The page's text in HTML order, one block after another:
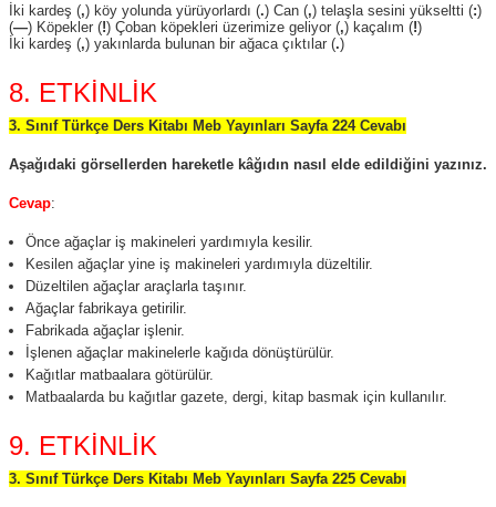
İki kardeş (,) köy yolunda yürüyorlardı (.) Can (,) telaşla sesini yükseltti (:)
(—) Köpekler (!) Çoban köpekleri üzerimize geliyor (,) kaçalım (!)
İki kardeş (,) yakınlarda bulunan bir ağaca çıktılar (.)
8. ETKİNLİK
3. Sınıf Türkçe Ders Kitabı Meb Yayınları Sayfa 224 Cevabı
Aşağıdaki görsellerden hareketle kâğıdın nasıl elde edildiğini yazınız.
Cevap:
Önce ağaçlar iş makineleri yardımıyla kesilir.
Kesilen ağaçlar yine iş makineleri yardımıyla düzeltilir.
Düzeltilen ağaçlar araçlarla taşınır.
Ağaçlar fabrikaya getirilir.
Fabrikada ağaçlar işlenir.
İşlenen ağaçlar makinelerle kağıda dönüştürülür.
Kağıtlar matbaalara götürülür.
Matbaalarda bu kağıtlar gazete, dergi, kitap basmak için kullanılır.
9. ETKİNLİK
3. Sınıf Türkçe Ders Kitabı Meb Yayınları Sayfa 225 Cevabı